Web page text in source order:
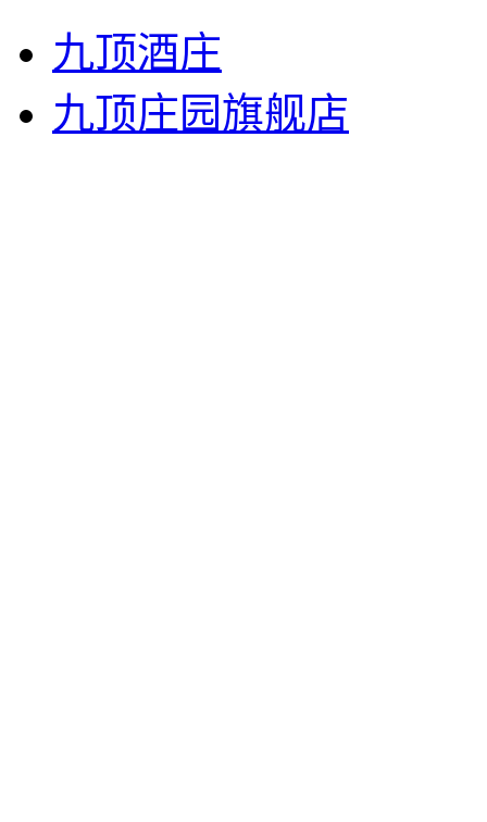
九顶酒庄
九顶庄园旗舰店